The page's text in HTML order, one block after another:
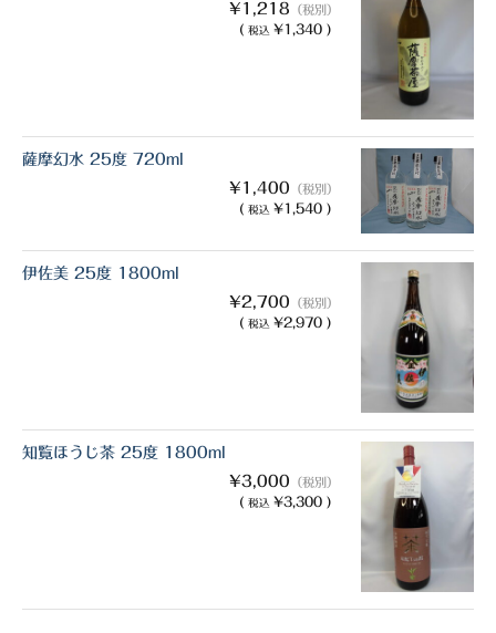
¥1,218 （税別）
( 税込 ¥1,340 )
薩摩幻水 25度 720ml
¥1,400 （税別）
( 税込 ¥1,540 )
伊佐美 25度 1800ml
¥2,700 （税別）
( 税込 ¥2,970 )
知覧ほうじ茶 25度 1800ml
¥3,000 （税別）
( 税込 ¥3,300 )